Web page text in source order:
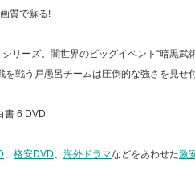
質で蘇る!
リーズ。闇世界のビッグイベント“暗黒武
を戦う戸愚呂チームは圧倒的な強さを見せ
書 6 DVD
格安DVD 海外ドラマなどをあわせた激